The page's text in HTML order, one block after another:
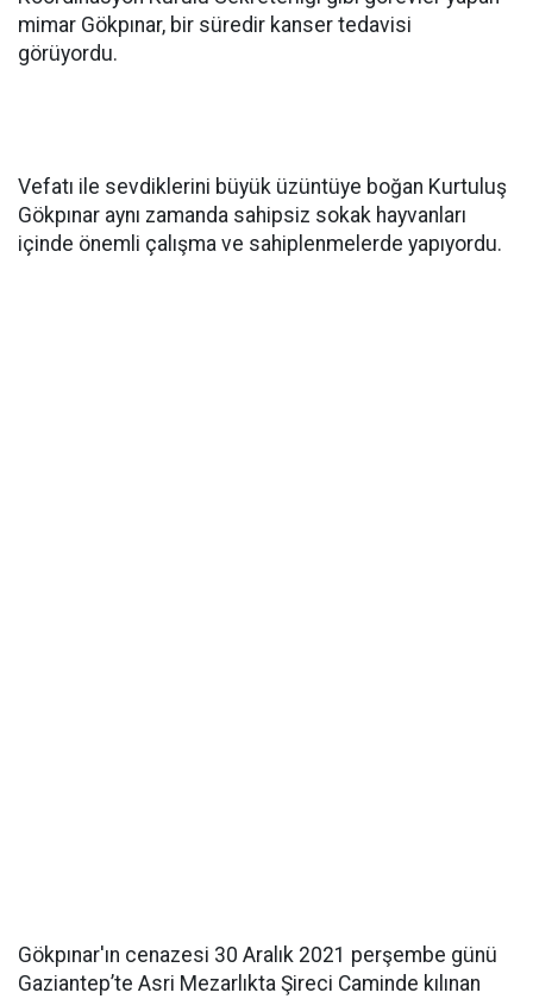
mimar Gökpınar, bir süredir kanser tedavisi
görüyordu.
Vefatı ile sevdiklerini büyük üzüntüye boğan Kurtuluş
Gökpınar aynı zamanda sahipsiz sokak hayvanları
içinde önemli çalışma ve sahiplenmelerde yapıyordu.
Gökpınar'ın cenazesi 30 Aralık 2021 perşembe günü
Gaziantep’te Asri Mezarlıkta Şireci Caminde kılınan